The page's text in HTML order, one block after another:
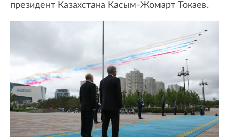
президент Казахстана Касым-Жомарт Токаев.